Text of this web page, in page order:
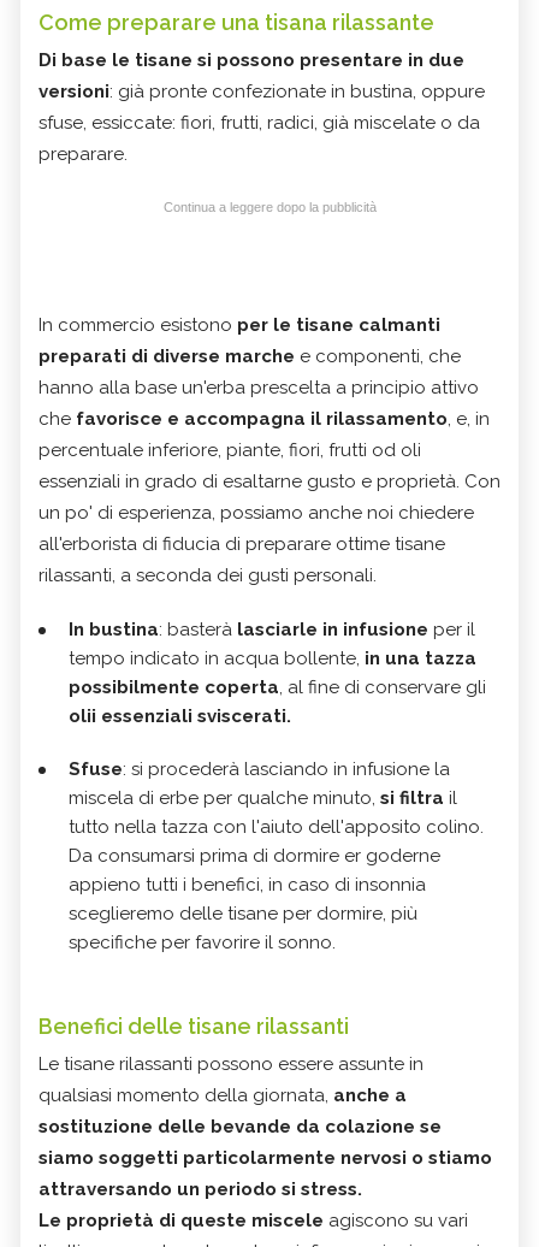
Come preparare una tisana rilassante
Di base le tisane si possono presentare in due
versioni: già pronte confezionate in bustina, oppure
sfuse, essiccate: fiori, frutti, radici, già miscelate o da
preparare.
Continua a leggere dopo la pubblicità
In commercio esistono per le tisane calmanti
preparati di diverse marche e componenti, che
hanno alla base un'erba prescelta a principio attivo
che favorisce e accompagna il rilassamento, e, in
percentuale inferiore, piante, fiori, frutti od oli
essenziali in grado di esaltarne gusto e proprietà. Con
un po' di esperienza, possiamo anche noi chiedere
all'erborista di fiducia di preparare ottime tisane
rilassanti, a seconda dei gusti personali.
In bustina: basterà lasciarle in infusione per il
tempo indicato in acqua bollente, in una tazza
possibilmente coperta, al fine di conservare gli
olii essenziali sviscerati.
Sfuse: si procederà lasciando in infusione la
miscela di erbe per qualche minuto, si filtra il
tutto nella tazza con l'aiuto dell'apposito colino.
Da consumarsi prima di dormire er goderne
appieno tutti i benefici, in caso di insonnia
sceglieremo delle tisane per dormire, più
specifiche per favorire il sonno.
Benefici delle tisane rilassanti
Le tisane rilassanti possono essere assunte in
qualsiasi momento della giornata, anche a
sostituzione delle bevande da colazione se
siamo soggetti particolarmente nervosi o stiamo
attraversando un periodo si stress.
Le proprietà di queste miscele agiscono su vari